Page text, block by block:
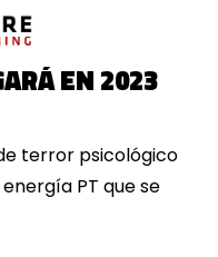
EN 2023
terror psicológico
PT que se